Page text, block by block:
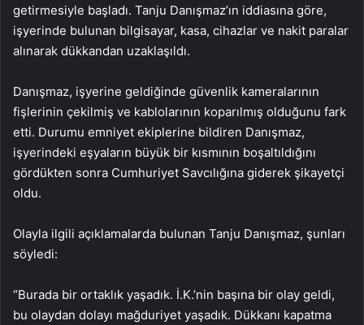
getirmesiyle başladı. Tanju Danışmaz’ın iddiasına göre,
işyerinde bulunan bilgisayar, kasa, cihazlar ve nakit paralar
alınarak dükkandan uzaklaşıldı.
Danışmaz, işyerine geldiğinde güvenlik kameralarının
fişlerinin çekilmiş ve kablolarının koparılmış olduğunu fark
etti. Durumu emniyet ekiplerine bildiren Danışmaz,
işyerindeki eşyaların büyük bir kısmının boşaltıldığını
gördükten sonra Cumhuriyet Savcılığına giderek şikayetçi
oldu.
Olayla ilgili açıklamalarda bulunan Tanju Danışmaz, şunları
söyledi:
“Burada bir ortaklık yaşadık. İ.K.’nin başına bir olay geldi,
bu olaydan dolayı mağduriyet yaşadık. Dükkanı kapatma